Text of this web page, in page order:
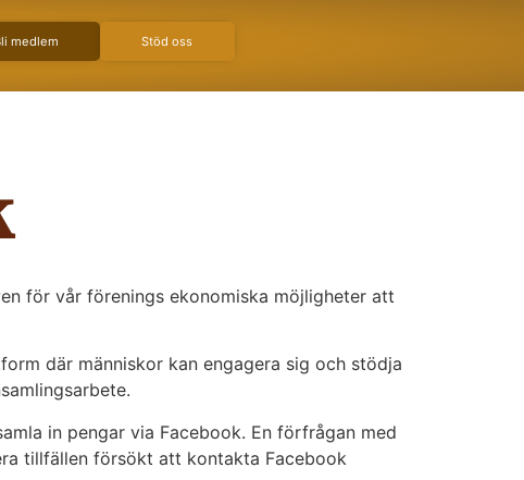
medlem Stöd oss
för vår förenings ekonomiska möjligheter att
där människor kan engagera sig och stödja
in pengar via Facebook. En förfrågan med
tillfällen försökt att kontakta Facebook